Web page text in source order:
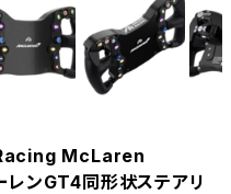
McLaren
ンGT4同形状ステアリ